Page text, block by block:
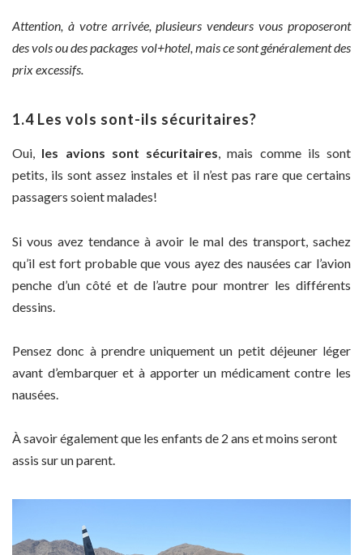
Attention, à votre arrivée, plusieurs vendeurs vous proposeront
des vols ou des packages vol+hotel, mais ce sont généralement des
prix excessifs.
1.4 Les vols sont-ils sécuritaires?
Oui, les avions sont sécuritaires, mais comme ils sont
petits, ils sont assez instales et il n’est pas rare que certains
passagers soient malades!
Si vous avez tendance à avoir le mal des transport, sachez
qu’il est fort probable que vous ayez des nausées car l’avion
penche d’un côté et de l’autre pour montrer les différents
dessins.
Pensez donc à prendre uniquement un petit déjeuner léger
avant d’embarquer et à apporter un médicament contre les
nausées.
À savoir également que les enfants de 2 ans et moins seront
assis sur un parent.